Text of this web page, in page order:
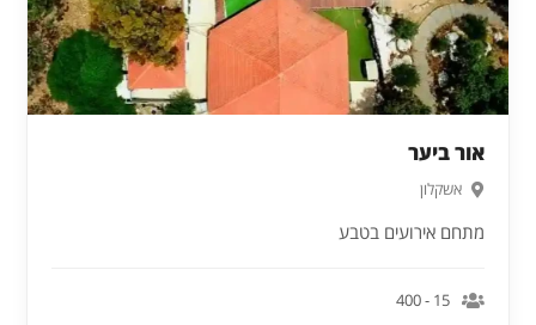
אור ביער
אשקלון
מתחם אירועים בטבע
15 - 400